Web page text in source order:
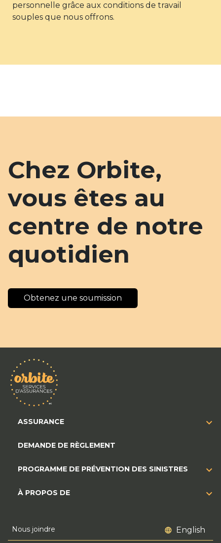
personnelle grâce aux conditions de travail
souples que nous offrons.
Chez Orbite,
vous êtes au
centre de notre
quotidien
Obtenez une soumission
ASSURANCE
DEMANDE DE RÈGLEMENT
PROGRAMME DE PRÉVENTION DES SINISTRES
À PROPOS DE
Nous joindre English